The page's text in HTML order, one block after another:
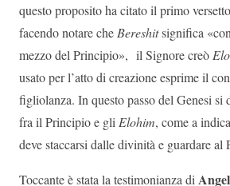
questo proposito ha citato il primo
facendo notare che Bereshitsignifica
mezzo del Principio», il Signore creò
usato per l’atto di creazione esprime il
figliolanza. In questo passo del Genesi si
fra il Principio e gli Elohim, come a
deve staccarsi dalle divinità e guardare al
Toccante è stata la testimonianza di